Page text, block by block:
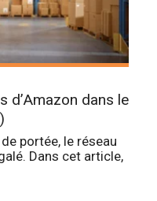
d’Amazon dans le
portée, le réseau
Dans cet article,